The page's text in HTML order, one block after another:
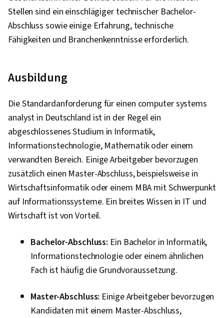
Stellen sind ein einschlägiger technischer Bachelor-
Abschluss sowie einige Erfahrung, technische
Fähigkeiten und Branchenkenntnisse erforderlich.
Ausbildung
Die Standardanforderung für einen computer systems
analyst in Deutschland ist in der Regel ein
abgeschlossenes Studium in Informatik,
Informationstechnologie, Mathematik oder einem
verwandten Bereich. Einige Arbeitgeber bevorzugen
zusätzlich einen Master-Abschluss, beispielsweise in
Wirtschaftsinformatik oder einem MBA mit Schwerpunkt
auf Informationssysteme. Ein breites Wissen in IT und
Wirtschaft ist von Vorteil.
Bachelor-Abschluss: Ein Bachelor in Informatik,
Informationstechnologie oder einem ähnlichen
Fach ist häufig die Grundvoraussetzung.
Master-Abschluss: Einige Arbeitgeber bevorzugen
Kandidaten mit einem Master-Abschluss,